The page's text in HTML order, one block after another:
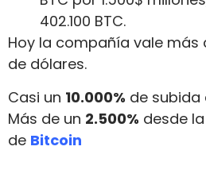
402.100 BTC.
Hoy la compañía vale más
de dólares.
Casi un 10.000% de subida
Más de un 2.500% desde la
de Bitcoin